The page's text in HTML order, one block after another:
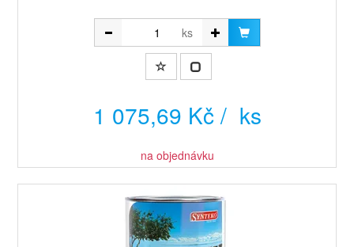
ks
1 075,69 Kč / ks
na objednávku